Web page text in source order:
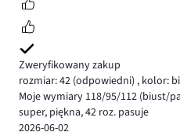
Zweryfikowany zakup
rozmiar: 42 (odpowiedni) , kolor:
Moje wymiary 118/95/112 (biust/
super, piękna, 42 roz. pasuje
2026-06-02